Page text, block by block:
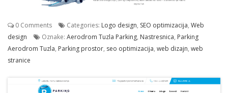
0 Comments Categories: Logo design, SEO optimizacija, Web
design
Oznake: Aerodrom Tuzla Parking, Nastresnica, Parking
Aerodrom Tuzla, Parking prostor, seo optimizacija, web dizajn, web
stranice